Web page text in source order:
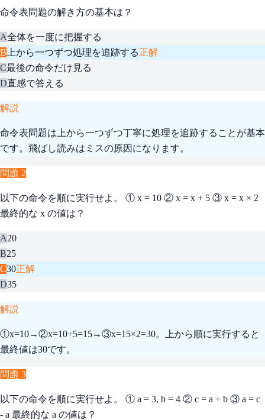
命令表問題の解き方の基本は？
A全体を一度に把握する
B 上から一つずつ処理を追跡する正解
C最後の命令だけ見る
D直感で答える
解説
命令表問題は上から一つずつ丁寧に処理を追跡することが基本
です。飛ばし読みはミスの原因になります。
問題 2
以下の命令を順に実行せよ。 ① x = 10 ② x = x + 5 ③ x = x × 2
最終的な x の値は？
A20
B25
C30正解
D35
解説
①x=10→②x=10+5=15→③x=15×2=30。上から順に実行すると
最終値は30です。
問題 3
以下の命令を順に実行せよ。 ① a = 3, b = 4 ② c = a + b ③ a = c
- a 最終的な a の値は？